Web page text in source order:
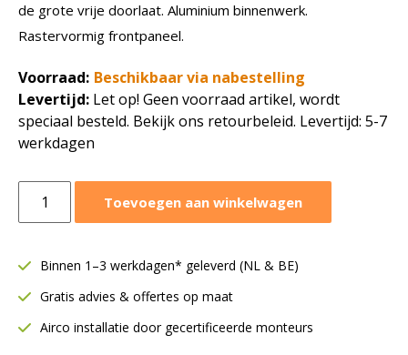
de grote vrije doorlaat. Aluminium binnenwerk.
Rastervormig frontpaneel.
Voorraad: Beschikbaar via nabestelling
Levertijd: Let op! Geen voorraad artikel, wordt
speciaal besteld. Bekijk ons retourbeleid. Levertijd: 5-7
werkdagen
raster
325
mm
Toevoegen aan winkelwagen
Binnen 1–3 werkdagen* geleverd (NL & BE)
Gratis advies & offertes op maat
Airco installatie door gecertificeerde monteurs